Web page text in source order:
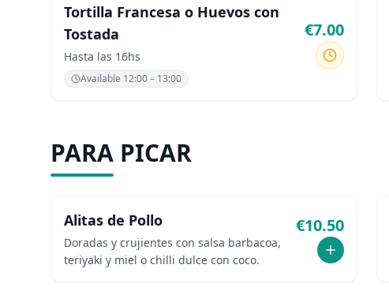
Tortilla Francesa o Huevos con
Tostada
Hasta las 16hs
Available 12:00 – 13:00
€7.00
PARA PICAR
Alitas de Pollo
Doradas y crujientes con salsa barbacoa,
teriyaki y miel o chilli dulce con coco.
€10.50